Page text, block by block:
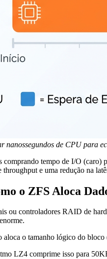
de CPU para
comprando tempo de I/O
e uma redução na
o ZFS Aloca
ou controladores RAID de
aloca o tamanho lógico do bloco
LZ4 comprime isso para